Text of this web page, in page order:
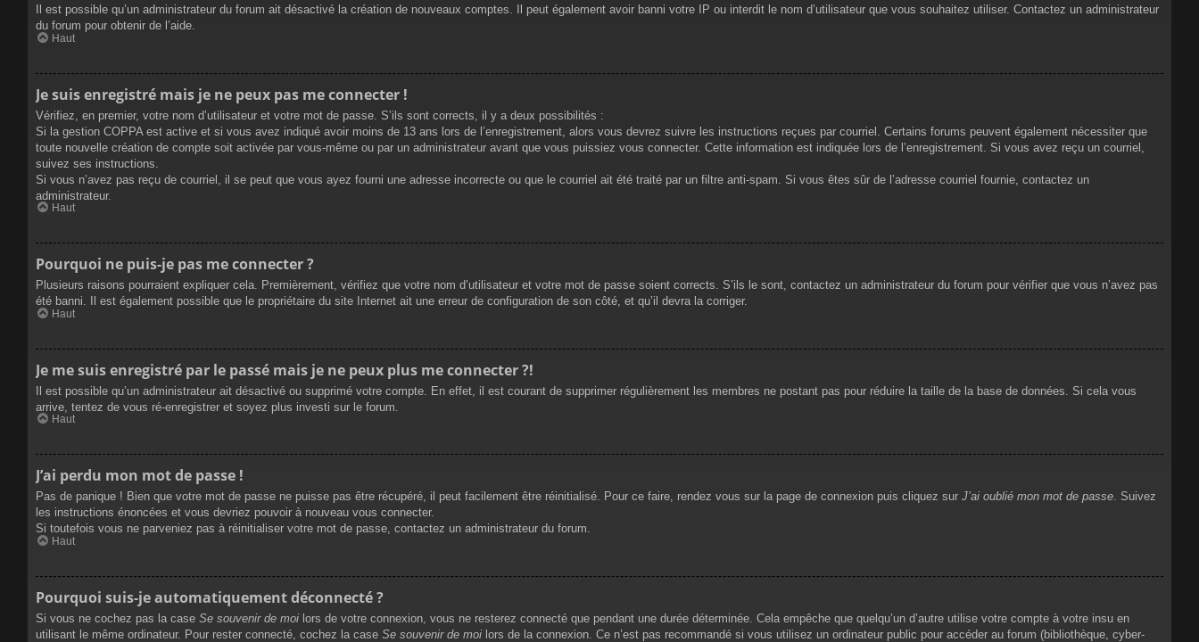
Il est possible qu’un administrateur du forum ait désactivé la création de nouveaux comptes. Il peut également avoir banni votre IP ou interdit le nom d’utilisateur que vous souhaitez utiliser. Contactez un administrateur
du forum pour obtenir de l’aide.
Haut
Je suis enregistré mais je ne peux pas me connecter !
Vérifiez, en premier, votre nom d’utilisateur et votre mot de passe. S’ils sont corrects, il y a deux possibilités :
Si la gestion COPPA est active et si vous avez indiqué avoir moins de 13 ans lors de l’enregistrement, alors vous devrez suivre les instructions reçues par courriel. Certains forums peuvent également nécessiter que
toute nouvelle création de compte soit activée par vous-même ou par un administrateur avant que vous puissiez vous connecter. Cette information est indiquée lors de l’enregistrement. Si vous avez reçu un courriel,
suivez ses instructions.
Si vous n’avez pas reçu de courriel, il se peut que vous ayez fourni une adresse incorrecte ou que le courriel ait été traité par un filtre anti-spam. Si vous êtes sûr de l’adresse courriel fournie, contactez un
administrateur.
Haut
Pourquoi ne puis-je pas me connecter ?
Plusieurs raisons pourraient expliquer cela. Premièrement, vérifiez que votre nom d’utilisateur et votre mot de passe soient corrects. S’ils le sont, contactez un administrateur du forum pour vérifier que vous n’avez pas
été banni. Il est également possible que le propriétaire du site Internet ait une erreur de configuration de son côté, et qu’il devra la corriger.
Haut
Je me suis enregistré par le passé mais je ne peux plus me connecter ?!
Il est possible qu’un administrateur ait désactivé ou supprimé votre compte. En effet, il est courant de supprimer régulièrement les membres ne postant pas pour réduire la taille de la base de données. Si cela vous
arrive, tentez de vous ré-enregistrer et soyez plus investi sur le forum.
Haut
J’ai perdu mon mot de passe !
Pas de panique ! Bien que votre mot de passe ne puisse pas être récupéré, il peut facilement être réinitialisé. Pour ce faire, rendez vous sur la page de connexion puis cliquez sur J’ai oublié mon mot de passe. Suivez
les instructions énoncées et vous devriez pouvoir à nouveau vous connecter.
Si toutefois vous ne parveniez pas à réinitialiser votre mot de passe, contactez un administrateur du forum.
Haut
Pourquoi suis-je automatiquement déconnecté ?
Si vous ne cochez pas la case Se souvenir de moi lors de votre connexion, vous ne resterez connecté que pendant une durée déterminée. Cela empêche que quelqu’un d’autre utilise votre compte à votre insu en
utilisant le même ordinateur. Pour rester connecté, cochez la case Se souvenir de moi lors de la connexion. Ce n’est pas recommandé si vous utilisez un ordinateur public pour accéder au forum (bibliothèque, cyber-